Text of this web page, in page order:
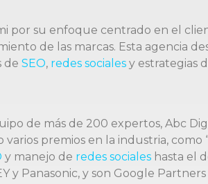
por su enfoque centrado en el
de las marcas. Esta agencia
de SEO, redes sociales y estrategias
de más de 200 expertos, Abc
premios en la industria,
y manejo de redes sociales hasta el
y Panasonic, y son Google